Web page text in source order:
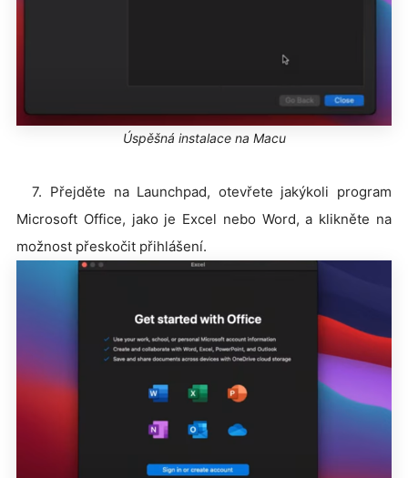
Úspěšná instalace na Macu
7. Přejděte na Launchpad, otevřete jakýkoli program
Microsoft Office, jako je Excel nebo Word, a klikněte na
možnost přeskočit přihlášení.